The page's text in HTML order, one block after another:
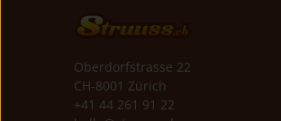
Oberdorfstrasse 22
CH-8001 Zürich
+41 44 261 91 22